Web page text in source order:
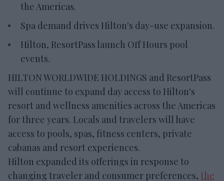
the Americas.
Spa demand drives Hilton's day-use expansion.
Hilton, ResortPass launch Off Hours pool
events.
HILTON WORLDWIDE HOLDINGS and ResortPass
will continue to expand day access to Hilton's
resort and wellness amenities across the Americas
for three years. Locals and travelers will have
access to pools, spas, fitness centers, private
cabanas and resort experiences.
Hilton expanded its offerings in response to
changing traveler and consumer preferences, the